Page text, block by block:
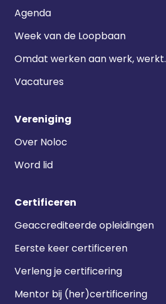
Agenda
Week van de Loopbaan
Omdat werken aan werk, werkt.
Vacatures
Vereniging
Over Noloc
Word lid
Certificeren
Geaccrediteerde opleidingen
Eerste keer certificeren
Verleng je certificering
Mentor bij (her)certificering